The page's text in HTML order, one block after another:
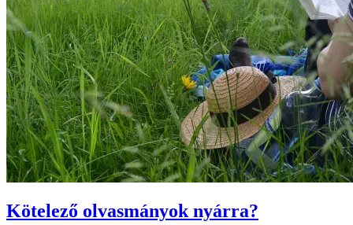
Kötelező olvasmányok nyárra?